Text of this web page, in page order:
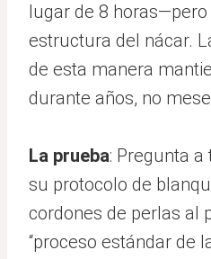
lugar de 8
estructura del nácar.
de esta manera
durante años, no
La prueba: Pregunta
su protocolo de
cordones de perlas al
“proceso estándar de